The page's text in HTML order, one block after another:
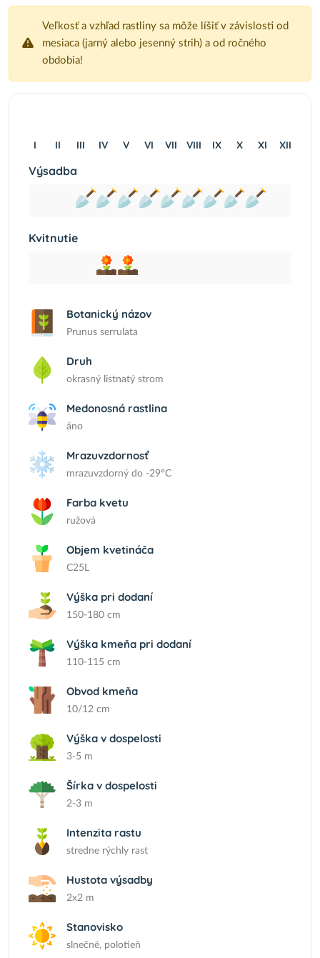
Veľkosť a vzhľad rastliny sa môže líšiť v závislosti od
mesiaca (jarný alebo jesenný strih) a od ročného
obdobia!
I II III IV V VI VII VIII IX X XI XII
Výsadba
Kvitnutie
Botanický názov
Prunus serrulata
Druh
okrasný listnatý strom
Medonosná rastlina
áno
Mrazuvzdornosť
mrazuvzdorný do -29°C
Farba kvetu
ružová
Objem kvetináča
C25L
Výška pri dodaní
150-180 cm
Výška kmeňa pri dodaní
110-115 cm
Obvod kmeňa
10/12 cm
Výška v dospelosti
3-5 m
Šírka v dospelosti
2-3 m
Intenzita rastu
stredne rýchly rast
Hustota výsadby
2x2 m
Stanovisko
slnečné, polotieň